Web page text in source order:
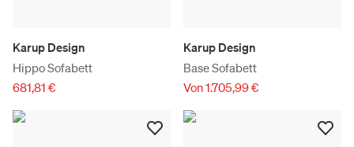
Karup Design
Hippo Sofabett
681,81 €
Karup Design
Base Sofabett
Von 1.705,99 €